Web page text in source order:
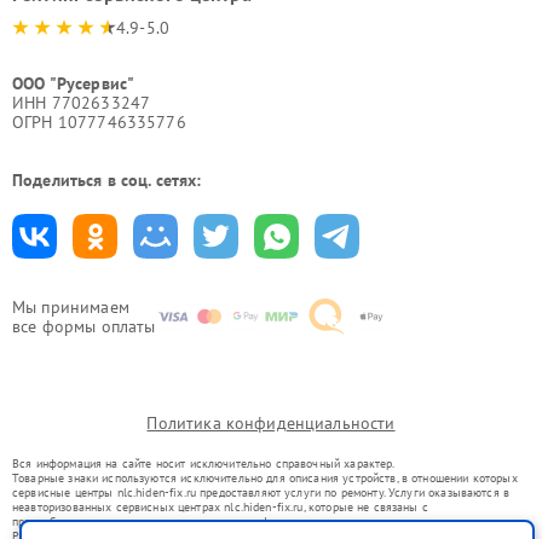
Мы принимаем
все формы оплаты
4.9-5.0
ООО "Русервис"
ИНН 7702633247
ОГРН 1077746335776
Поделиться в соц. сетях:
Политика конфиденциальности
Вся информация на сайте носит исключительно справочный характер.
Товарные знаки используются исключительно для описания устройств, в отношении которых
сервисные центры nlc.hiden-fix.ru предоставляют услуги по ремонту. Услуги оказываются в
неавторизованных сервисных центрах nlc.hiden-fix.ru, которые не связаны с
правообладателями товарных знаков или их официальными представителями.